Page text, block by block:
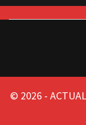
© 2026 -